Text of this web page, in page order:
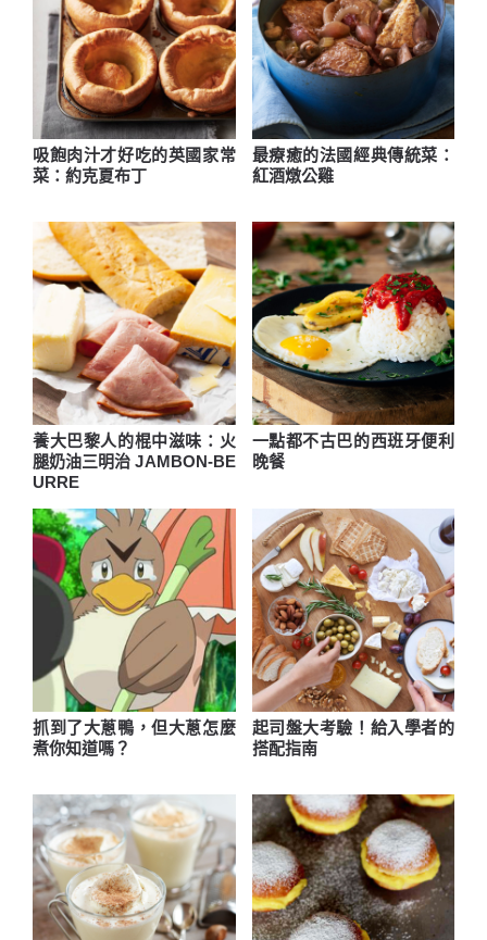
吸飽肉汁才好吃的英國家常
菜：約克夏布丁
最療癒的法國經典傳統菜：
紅酒燉公雞
養大巴黎人的棍中滋味：火
腿奶油三明治 JAMBON-BE
URRE
一點都不古巴的西班牙便利
晚餐
抓到了大蔥鴨，但大蔥怎麼
煮你知道嗎？
起司盤大考驗！給入學者的
搭配指南